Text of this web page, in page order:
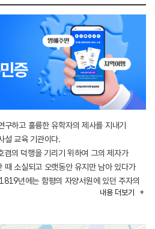
하고 훌륭한 유학자의 제사를 지내기
설 교육 기관이다.
의 덕행을 기리기 위하여 그의 제자가
때 소실되고 오랫동안 유지만 남아 있다가
년에는 함평의 자양서원에 있던 주자의
봉안하고 [신안]이라는 사액을 받아 서원으로
여 제사를 지내오다가 1958년 10월에
내용 더보기